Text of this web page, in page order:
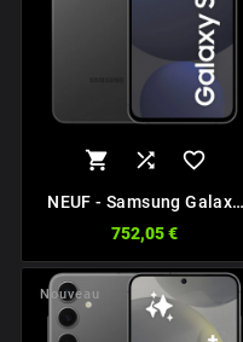
  
NEUF - Samsung Galaxy
752,05 €
Nouveau